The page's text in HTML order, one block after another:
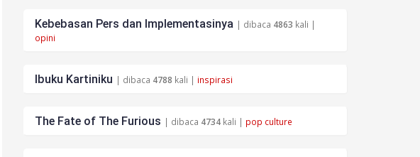
Kebebasan Pers dan Implementasinya | dibaca 4863 kali |
opini
Ibuku Kartiniku | dibaca 4788 kali | inspirasi
The Fate of The Furious | dibaca 4734kali | pop culture